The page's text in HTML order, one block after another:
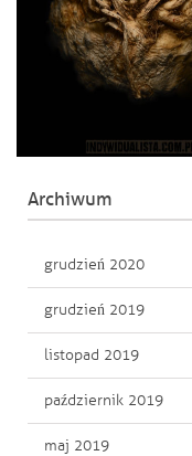
Archiwum
grudzień 2020
grudzień 2019
listopad 2019
październik 2019
maj 2019